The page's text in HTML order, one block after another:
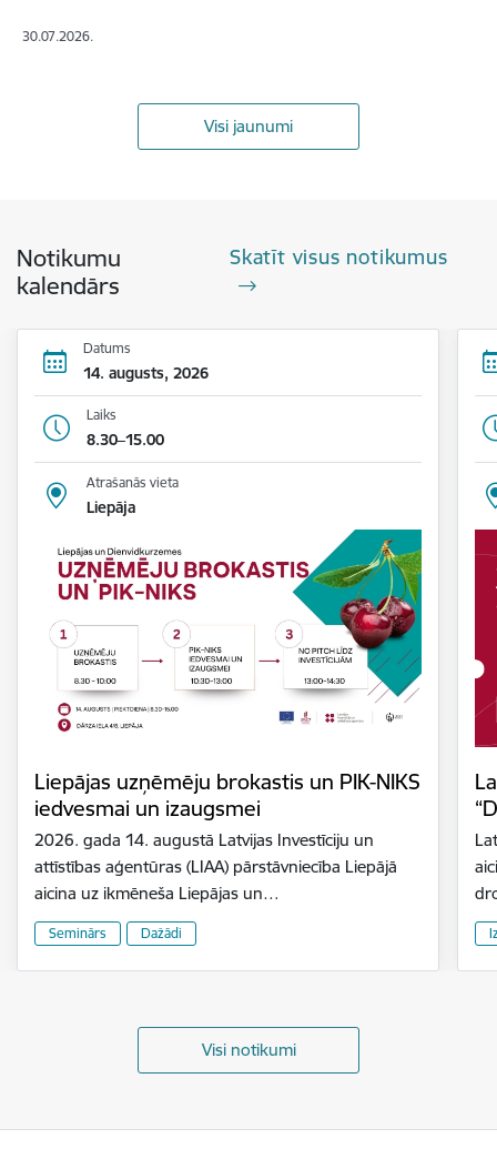
30.07.2026.
Visi jaunumi
Notikumu
kalendārs
Skatīt visus notikumus
Datums
14. augusts, 2026
Laiks
8.30–15.00
Atrašanās vieta
Liepāja
Liepājas uzņēmēju brokastis un PIK-NIKS
iedvesmai un izaugsmei
2026. gada 14. augustā Latvijas Investīciju un
attīstības aģentūras (LIAA) pārstāvniecība Liepājā
aicina uz ikmēneša Liepājas un…
Seminārs Dažādi
Visi notikumi